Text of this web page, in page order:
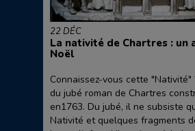
22 DÉC
La nativité de Chartres : un
Noël
Connaissez-vous cette
du jubé roman de Chartres
en1763. Du jubé, il ne subsiste
Nativité et quelques fragments